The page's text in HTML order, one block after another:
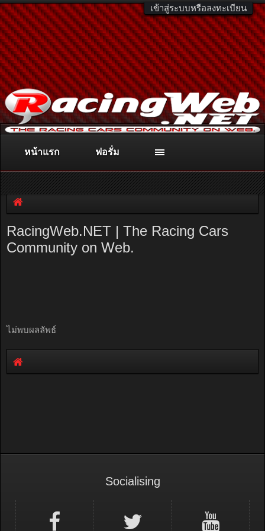
เข้าสู่ระบบหรือลงทะเบียน
ติดต่อลงโฆษณา racingweb@gmail.comหรือโทร. 081-811-1138
หรืออ่านรายละเอียดเพิ่มเติม คลิกที่นี่
RacingWeb.NET | The Racing Cars
Community on Web.
ไม่พบผลลัพธ์
หน้าแรก ฟอรั่ม
Socialising